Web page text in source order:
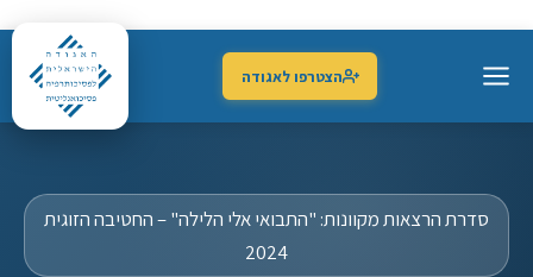
הצטרפו לאגודה
סדרת הרצאות מקוונות: "התבואי אלי הלילה" – החטיבה הזוגית
2024